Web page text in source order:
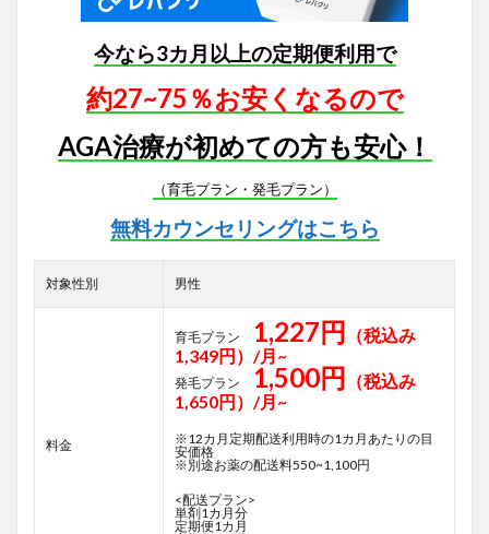
今なら3カ月以上の定期便利用で
約27~75％お安くなるので
AGA治療が初めての方も安心！
（育毛プラン・発毛プラン）
無料カウンセリングはこちら
対象性別 男性
料金
育毛プラン 1,227円 （税込み
1,349円）/月~
発毛プラン 1,500円 （税込み
1,650円）/月~
※12カ月定期配送利用時の1カ月あたりの目
安価格
※別途お薬の配送料550~1,100円
<配送プラン>
単剤1カ月分
定期便1カ月